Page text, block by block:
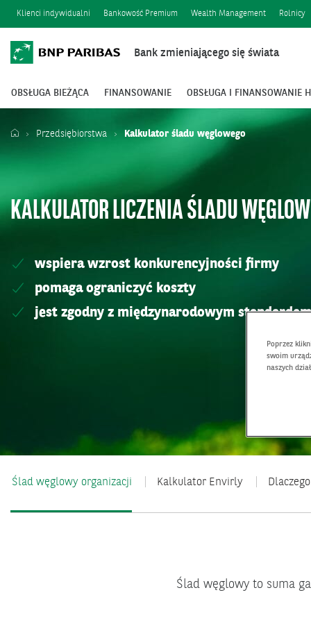
Klienci indywidualni Bankowość Premium Wealth Management Rolnicy
Bank zmieniającego się świata
OBSŁUGA BIEŻĄCA FINANSOWANIE OBSŁUGA I FINANSOWANIE
Przedsiębiorstwa Kalkulator śladu węglowego
KALKULATOR LICZENIA ŚLADU
wspiera wzrost konkurencyjności firmy
pomaga ograniczyć koszty
jest zgodny z międzynarodowym
Ślad węglowy organizacji Kalkulator Envirly
Ślad węglowy to suma
Poprzez
swoim
naszych